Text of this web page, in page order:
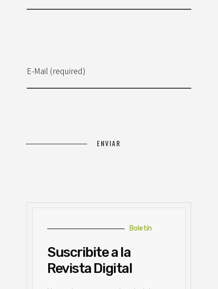
E-Mail (required)
Boletín
Suscribite a la
Revista Digital